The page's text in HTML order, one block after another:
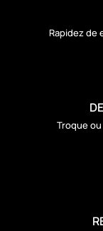
Rapidez de
Troque